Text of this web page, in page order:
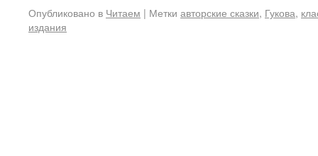
Опубликовано в Читаем | Метки авторские сказки, Гукова,
издания